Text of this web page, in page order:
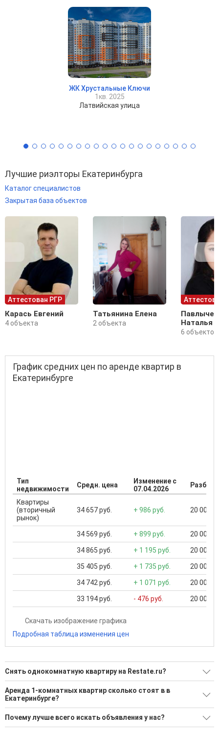
ЖК Хрустальные Ключи
1кв. 2025
Латвийская улица
Лучшие риэлторы Екатеринбурга
Каталог специалистов
Закрытая база объектов
Аттестован РГР
Карась Евгений
4 объекта
Татьянина Елена
2 объекта
Наталья
6 объектов
График средних цен по аренде квартир в
Екатеринбурге
Тип
недвижимости
Средн. цена
Изменение с
07.04.2026
Квартиры
(вторичный
рынок)
34 657 руб. + 986 руб. 20 000
34 569 руб. + 899 руб. 20 000
34 865 руб. + 1 195 руб. 20 000
35 405 руб. + 1 735 руб. 20 000
34 742 руб. + 1 071 руб. 20 000
33 194 руб. - 476 руб. 20 000
Скачать изображение графика
Подробная таблица изменения цен
Снять однокомнатную квартиру на Restate.ru?
Ищите, как Снять однокомнатную квартиру?
1285 актуальных и проверенных объявлений
Воспользуйтесь нашим поиском по новостройкам, для
подбора подходящего вам варианта
Аренда 1-комнатных квартир сколько стоят в в
Екатеринбурге?
Минимальная цена: 12 000 Р. Максимальная цена: 120 000 Р;
Средняя: 31 995 Р
Почему лучше всего искать объявления у нас?